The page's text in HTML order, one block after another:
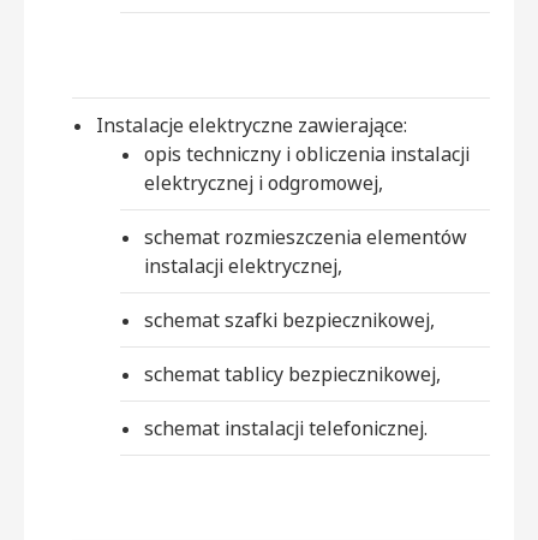
Instalacje elektryczne zawierające:
opis techniczny i obliczenia instalacji
elektrycznej i odgromowej,
schemat rozmieszczenia elementów
instalacji elektrycznej,
schemat szafki bezpiecznikowej,
schemat tablicy bezpiecznikowej,
schemat instalacji telefonicznej.